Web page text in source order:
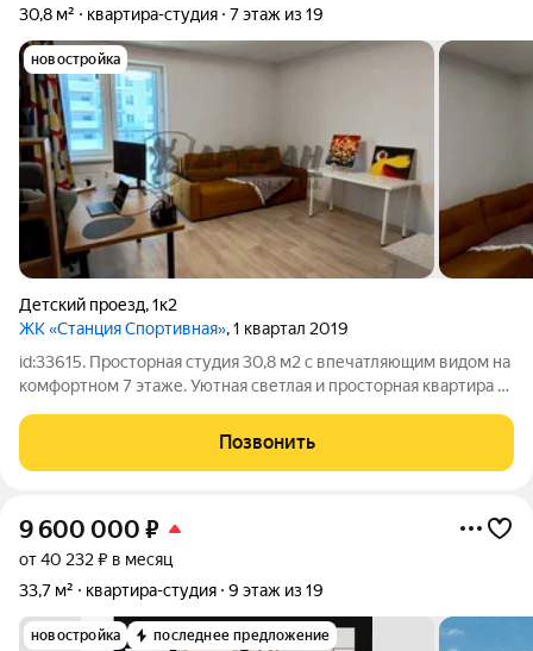
30,8 м² квартира-студия 7 этаж из 19
новостройка
Детский проезд,1к2
ЖК «Станция Спортивная», 1 квартал 2019
id:33615. Просторная студия 30,8 м2 с впечатляющим видом на
комфортном 7 этаже. Уютная светлая и просторная квартира с
планировка, большие площади комнаты и санузла. Тепло
зимой и прохладно летом, есть
Позвонить
9 600 000 ₽
от 40 232 ₽ в месяц
33,7 м²
квартира-студия 9 этаж из 19
новостройка последнее предложение